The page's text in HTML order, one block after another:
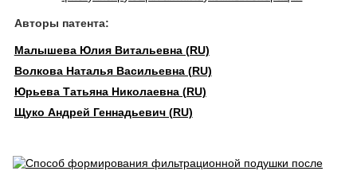
Авторы патента:
Малышева Юлия Витальевна (RU)
Волкова Наталья Васильевна (RU)
Юрьева Татьяна Николаевна (RU)
Щуко Андрей Геннадьевич (RU)